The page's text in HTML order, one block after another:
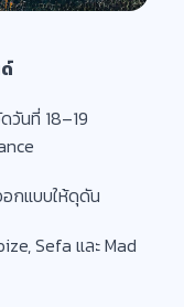
วันที่ 18–19
กแบบให้ดุดัน
Sefa และ Mad